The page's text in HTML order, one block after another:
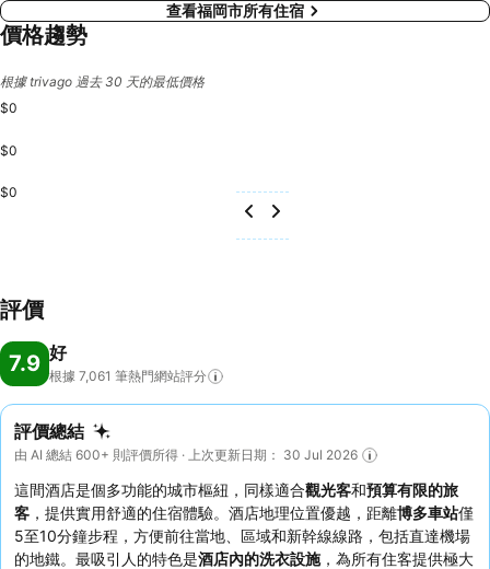
查看福岡市所有住宿
價格趨勢
根據 trivago 過去 30 天的最低價格
$0
$0
$0
評價
7.9 好
根據 7,061 筆熱門網站評分
評價總結
由 AI 總結 600+ 則評價所得 · 上次更新日期： 30 Jul 2026
這間酒店是個多功能的城市樞紐，同樣適合觀光客和預算有限的旅
客 ，提供實用舒適的住宿體驗。酒店地理位置優越，距離博多車站僅
5至10分鐘步程，方便前往當地、區域和新幹線線路，包括直達機場
的地鐵。最吸引人的特色是酒店內的洗衣設施，為所有住客提供極大